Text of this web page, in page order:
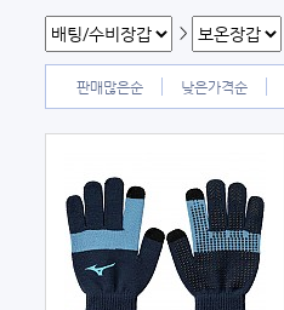
>
판매많은순 낮은가격순